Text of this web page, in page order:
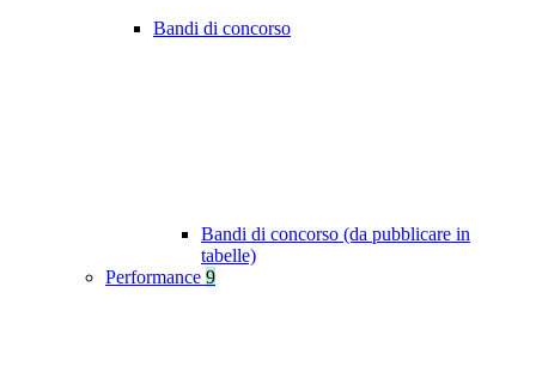
Bandi di concorso
Bandi di concorso (da pubblicare in
tabelle)
Performance 9